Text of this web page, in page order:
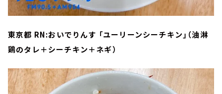
東京都 RN:おいでりんす 「ユーリーンシーチキン」（油淋
鶏のタレ＋シーチキン＋ネギ）